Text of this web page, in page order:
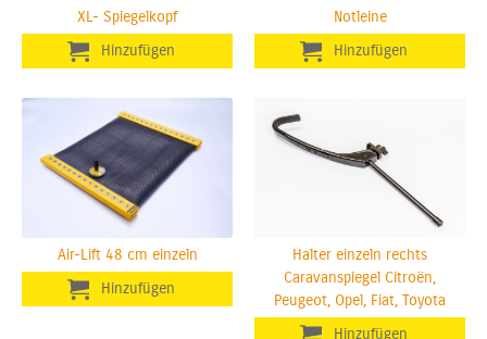
XL- Spiegelkopf Notleine
Air-Lift 48 cm einzeln
Halter einzeln rechts
Caravanspiegel Citroën,
Peugeot, Opel, Fiat, Toyota